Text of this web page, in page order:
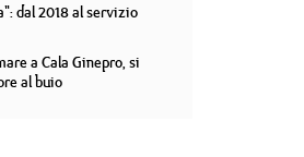
dal 2018 al servizio
a Cala Ginepro, si
al buio